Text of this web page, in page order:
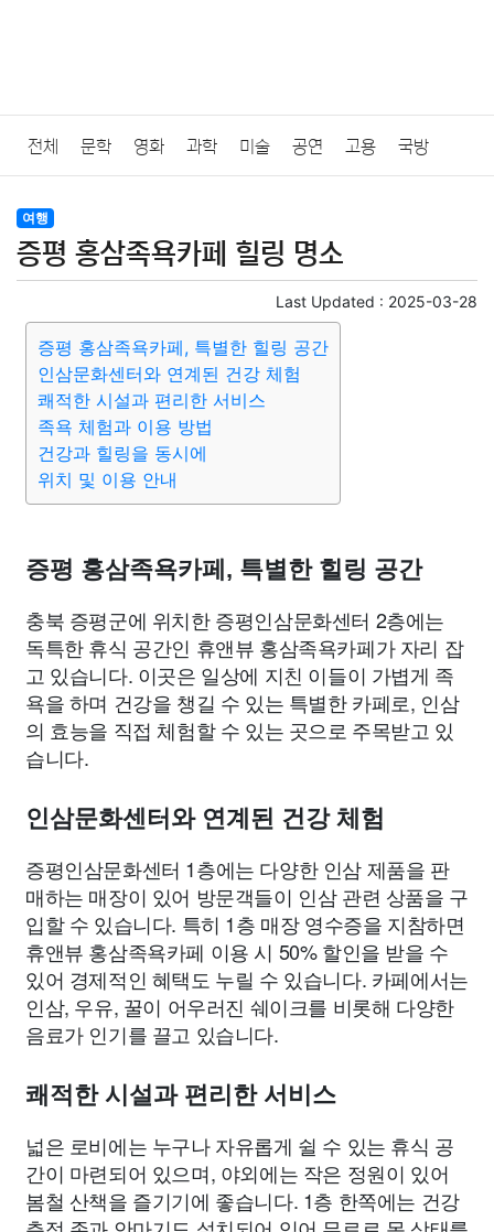
전체 문학 영화 과학 미술 공연 고용 국방
법률
질병 가요 방송 일상 주식 암호화폐
결혼 육아 반려동물 패션 미용 증권
요리 상품리뷰 원예 금융 게임
대출 자동차 취미 여행
종교 사회 정치 건강 의료 의학
부동산 외국어 교육 교통 생활 기타
여행
증평 홍삼족욕카페 힐링 명소
Last Updated : 2025-03-28
증평 홍삼족욕카페, 특별한 힐링 공간
인삼문화센터와 연계된 건강 체험
쾌적한 시설과 편리한 서비스
족욕 체험과 이용 방법
건강과 힐링을 동시에
위치 및 이용 안내
증평 홍삼족욕카페, 특별한 힐링 공간
충북 증평군에 위치한 증평인삼문화센터 2층에는
독특한 휴식 공간인 휴앤뷰 홍삼족욕카페가 자리 잡
고 있습니다. 이곳은 일상에 지친 이들이 가볍게 족
욕을 하며 건강을 챙길 수 있는 특별한 카페로, 인삼
의 효능을 직접 체험할 수 있는 곳으로 주목받고 있
습니다.
인삼문화센터와 연계된 건강 체험
증평인삼문화센터 1층에는 다양한 인삼 제품을 판
매하는 매장이 있어 방문객들이 인삼 관련 상품을 구
입할 수 있습니다. 특히 1층 매장 영수증을 지참하면
휴앤뷰 홍삼족욕카페 이용 시 50% 할인을 받을 수
있어 경제적인 혜택도 누릴 수 있습니다. 카페에서는
인삼, 우유, 꿀이 어우러진 쉐이크를 비롯해 다양한
음료가 인기를 끌고 있습니다.
쾌적한 시설과 편리한 서비스
넓은 로비에는 누구나 자유롭게 쉴 수 있는 휴식 공
간이 마련되어 있으며, 야외에는 작은 정원이 있어
봄철 산책을 즐기기에 좋습니다. 1층 한쪽에는 건강